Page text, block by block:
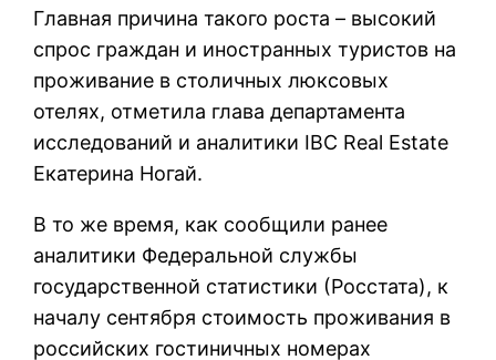
Главная причина такого роста – высокий
спрос граждан и иностранных туристов на
проживание в столичных люксовых
отелях, отметила глава департамента
исследований и аналитики IBC Real Estate
Екатерина Ногай.
В то же время, как сообщили ранее
аналитики Федеральной службы
государственной статистики (Росстата), к
началу сентября стоимость проживания в
российских гостиничных номерах